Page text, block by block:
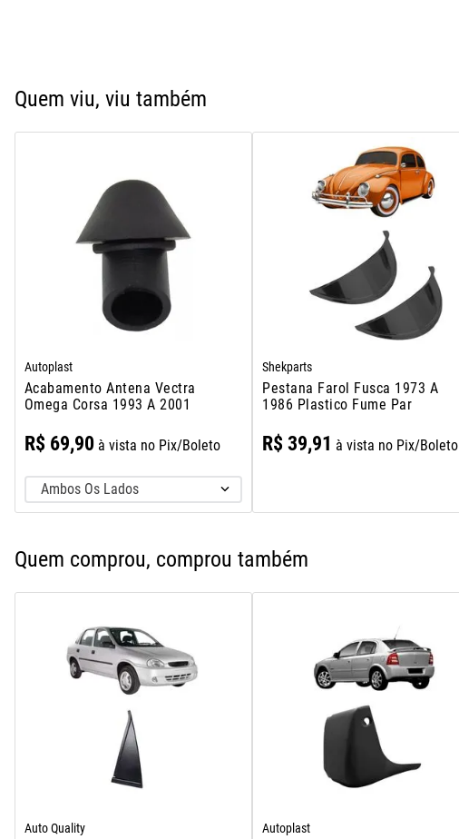
Quem viu, viu também
Autoplast
Acabamento Antena Vectra
Omega Corsa 1993 A 2001
R$ 69,90à vista no Pix/Boleto
Ambos Os Lados
Shekparts
Pestana Farol Fusca 1973 A
1986 Plastico Fume Par
R$ 39,91 à vista no Pix/Boleto
Quem comprou, comprou também
Auto Quality Autoplast